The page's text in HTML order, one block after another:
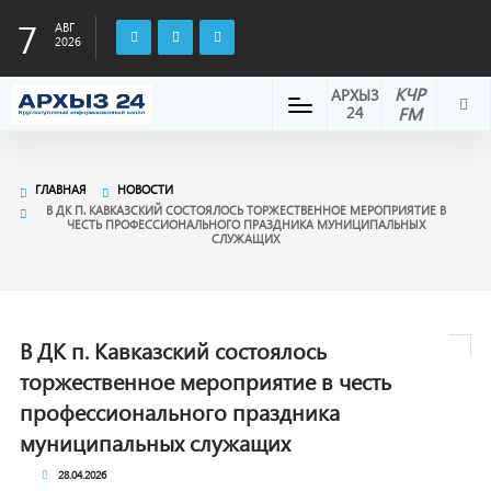
7
АВГ
2026
КЧР
FM
АРХЫЗ
24
ГЛАВНАЯ
НОВОСТИ
В ДК П. КАВКАЗСКИЙ СОСТОЯЛОСЬ ТОРЖЕСТВЕННОЕ МЕРОПРИЯТИЕ В
ЧЕСТЬ ПРОФЕССИОНАЛЬНОГО ПРАЗДНИКА МУНИЦИПАЛЬНЫХ
СЛУЖАЩИХ
В ДК п. Кавказский состоялось
торжественное мероприятие в честь
профессионального праздника
муниципальных служащих
28.04.2026